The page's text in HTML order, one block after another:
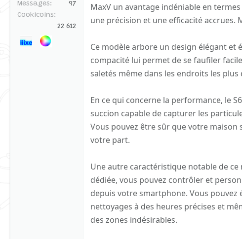
Messages
97
Cookicoins
22 612
MaxV un avantage indéniable en
une précision et une efficacité accrues.
Ce modèle arbore un design élégant
compacité lui permet de se faufiler
saletés même dans les endroits les plus
En ce qui concerne la performance, le
succion capable de capturer les
Vous pouvez être sûr que votre
votre part.
Une autre caractéristique notable de
dédiée, vous pouvez contrôler et
depuis votre smartphone. Vous
nettoyages à des heures précises et
des zones indésirables.